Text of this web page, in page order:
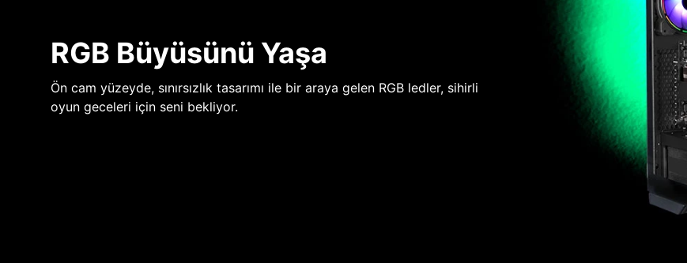
RGB Büyüsünü Yaşa
Ön cam yüzeyde, sınırsızlık tasarımı ile bir araya gelen RGB ledler, sihirli
oyun geceleri için seni bekliyor.